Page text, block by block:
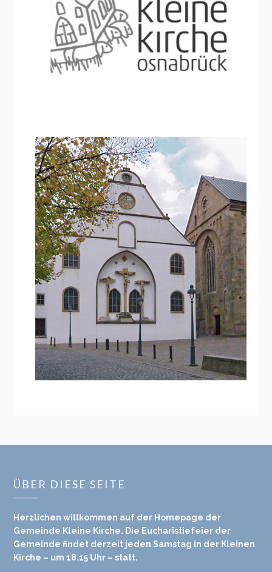
ÜBER DIESE SEITE
Herzlichen willkommen auf der Homepage der
Gemeinde Kleine Kirche. Die Eucharistiefeier der
Gemeinde findet derzeit jeden Samstag in der Kleinen
Kirche – um 18.15 Uhr – statt.